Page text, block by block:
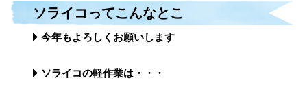
ソライコってこんなとこ
今年もよろしくお願いします
ソライコの軽作業は・・・